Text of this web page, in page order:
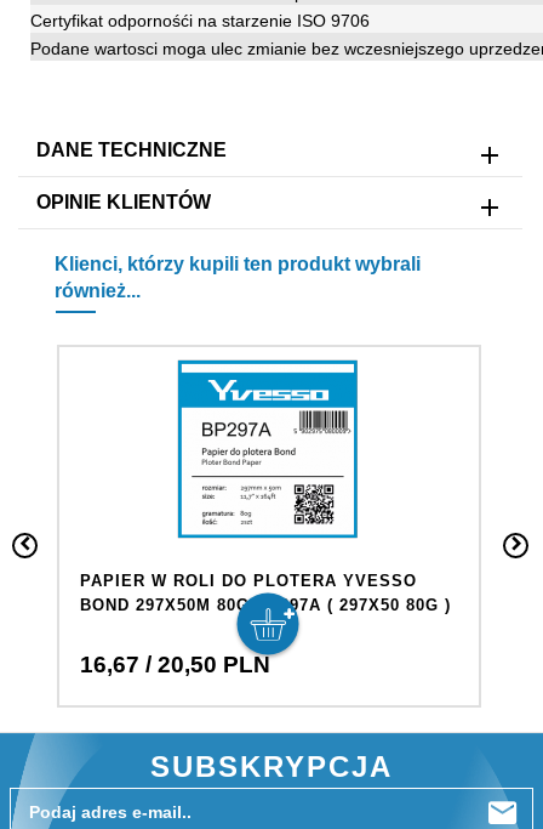
Certyfikat odpornośći na starzenie ISO 9706
Podane wartosci moga ulec zmianie bez wczesniejszego
DANE TECHNICZNE
OPINIE KLIENTÓW
Klienci, którzy kupili ten produkt wybrali
również...
PAPIER W ROLI DO PLOTERA YVESSO
BOND 297X50M 80G BP297A ( 297X50 80G )
16,67 / 20,50 PLN
SUBSKRYPCJA
Podaj adres e-mail..